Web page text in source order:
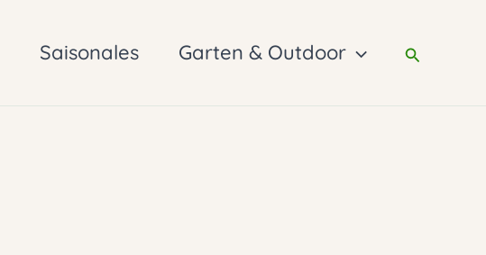
Saisonales Garten & Outdoor Suchen